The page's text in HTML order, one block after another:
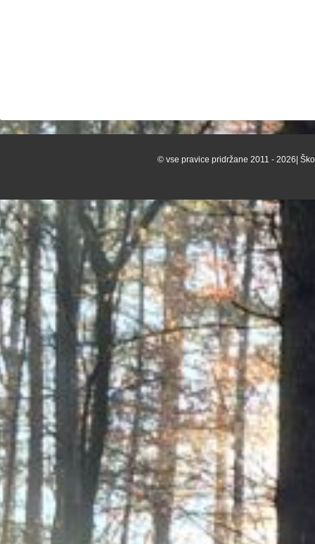
© vse pravice pridržane 2011 - 2026|